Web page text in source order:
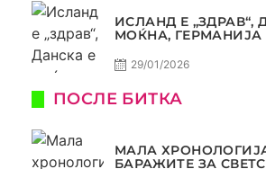
ИСЛАНД Е „ЗДРАВ“,
МОЌНА, ГЕРМАНИЈА
29/01/2026
ПОСЛЕ БИТКА
МАЛА
БАРАЖИТЕ ЗА